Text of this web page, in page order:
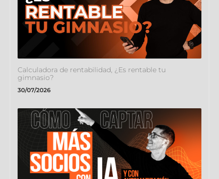
Calculadora de rentabilidad, ¿Es rentable tu
gimnasio?
30/07/2026